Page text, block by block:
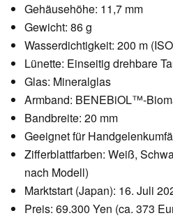
Gehäusehöhe: 11,7 mm
Gewicht: 86 g
Wasserdichtigkeit: 200 m
Lünette: Einseitig drehbare
Glas: Mineralglas
Armband: BENEBiOL™-
Bandbreite: 20 mm
Geeignet für
Zifferblattfarben: Weiß,
nach Modell)
Marktstart (Japan): 16. Juli
Preis: 69.300 Yen (ca. 373